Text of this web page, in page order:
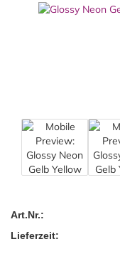
Art.Nr.:
Lieferzeit: